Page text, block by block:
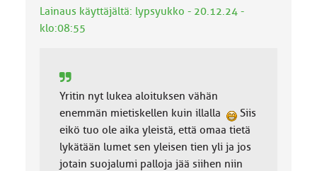
Lainaus käyttäjältä: lypsyukko - 20.12.24 -
klo:08:55
Yritin nyt lukea aloituksen vähän
enemmän mietiskellen kuin illalla
Siis
eikö tuo ole aika yleistä, että omaa tietä
lykätään lumet sen yleisen tien yli ja jos
jotain suojalumi palloja jää siihen niin